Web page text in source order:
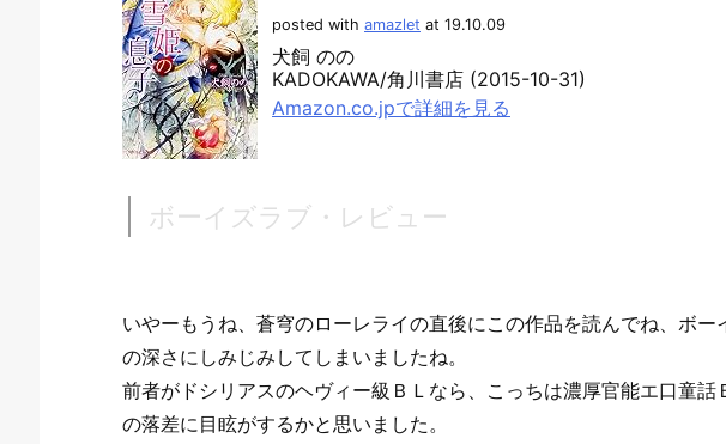
posted with amazlet at 19.10.09
犬飼 のの
KADOKAWA/角川書店 (2015-10-31)
Amazon.co.jpで詳細を見る
ボーイズラブ・レビュー
いやーもうね、蒼穹のローレライの直後にこの作品を読んでね、ボ
の深さにしみじみしてしまいましたね。
前者がドシリアスのヘヴィー級ＢＬなら、こっちは濃厚官能エ口童話
の落差に目眩がするかと思いました。